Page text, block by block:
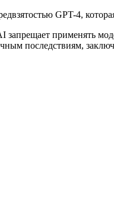
GPT-4,
применять
последствиям,